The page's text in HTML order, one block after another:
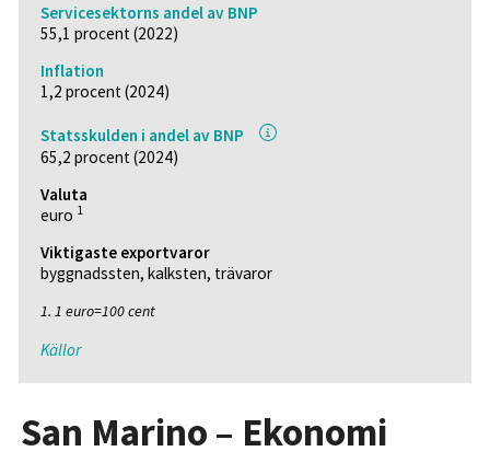
Servicesektorns andel av BNP
55,1 procent (2022)
Inflation
1,2 procent (2024)
Statsskulden i andel av BNP
65,2 procent (2024)
Valuta
euro 1
Viktigaste exportvaror
byggnadssten, kalksten, trävaror
1. 1 euro=100 cent
Källor
San Marino – Ekonomi